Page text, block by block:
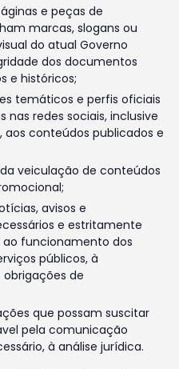
e peças de
marcas, slogans ou
do atual Governo
dos documentos
e históricos;
temáticos e perfis oficiais
nas redes sociais, inclusive
conteúdos publicados e
veiculação de conteúdos
avisos e
e estritamente
funcionamento dos
públicos, à
de
que possam suscitar
pela comunicação
à análise jurídica.